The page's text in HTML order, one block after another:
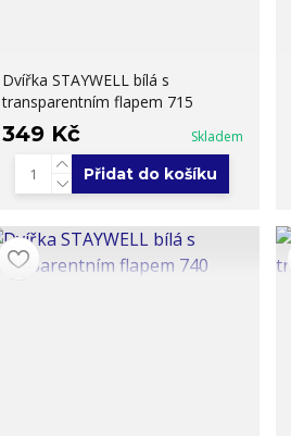
Dvířka STAYWELL bílá s
transparentním flapem 715
349 Kč Skladem
Přidat do košíku